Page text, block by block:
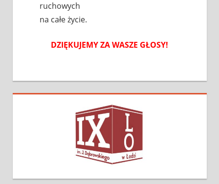
ruchowych
na całe życie.
DZIĘKUJEMY ZA WASZE GŁOSY!